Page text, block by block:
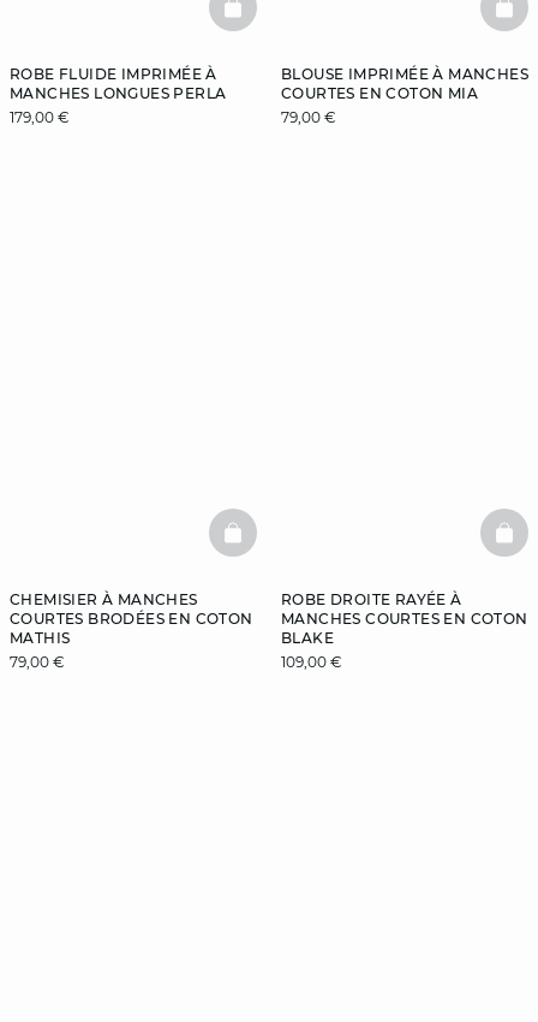
ROBE FLUIDE IMPRIMÉE À
MANCHES LONGUES PERLA
179,00 €
BASKETFULL
BLOUSE IMPRIMÉE À MANCHES
COURTES EN COTON MIA
79,00 €
CHEMISIER À MANCHES
COURTES BRODÉES EN COTON
MATHIS
79,00 €
BASKETFULL
ROBE DROITE RAYÉE À
MANCHES COURTES EN COTON
BLAKE
109,00 €